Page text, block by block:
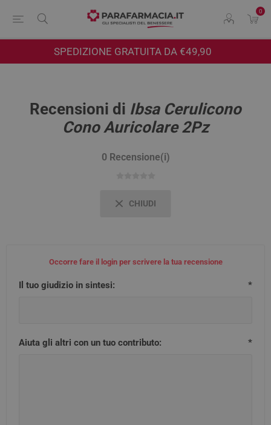
0
SPEDIZIONE GRATUITA DA €49,90
Recensioni di Ibsa Cerulicono
Cono Auricolare 2Pz
0 Recensione(i)
CHIUDI
Occorre fare il login per scrivere la tua recensione
Il tuo giudizio in sintesi: *
Aiuta gli altri con un tuo contributo: *